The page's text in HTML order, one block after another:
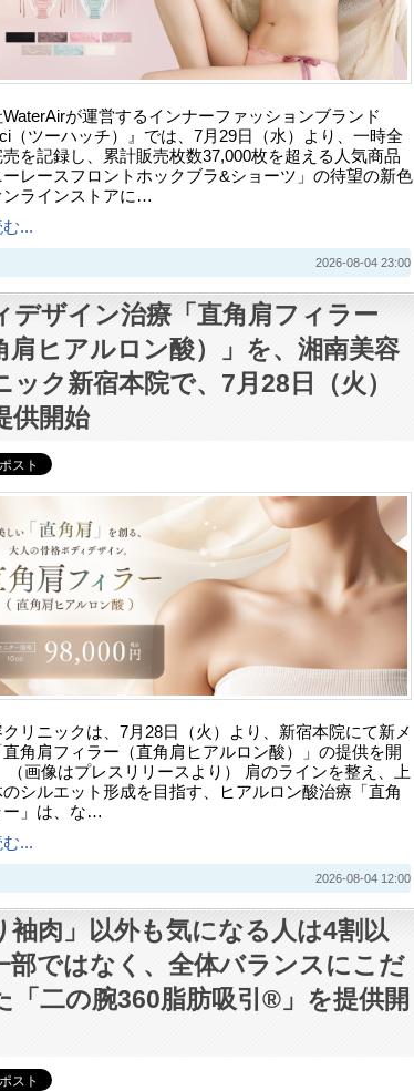
が運営するインナーファッションブランド
（ツーハッチ）』では、7月29日（水）より、一時全
を記録し、累計販売枚数37,000枚を超える人気商品
ーレースフロントホックブラ&ショーツ」の待望の新色
ンラインストアに…
...
2026-08-04 23:00
デザイン治療「直角肩フィラー
肩ヒアルロン酸）」を、湘南美容
ック新宿本院で、7月28日（火）
供開始
リニックは、7月28日（火）より、新宿本院にて新メ
角肩フィラー（直角肩ヒアルロン酸）」の提供を開
（画像はプレスリリースより） 肩のラインを整え、上
シルエット形成を目指す、ヒアルロン酸治療「直角
ー」は、な…
...
2026-08-04 12:00
袖肉」以外も気になる人は4割以
部ではなく、全体バランスにこだ
「二の腕360脂肪吸引®」を提供開